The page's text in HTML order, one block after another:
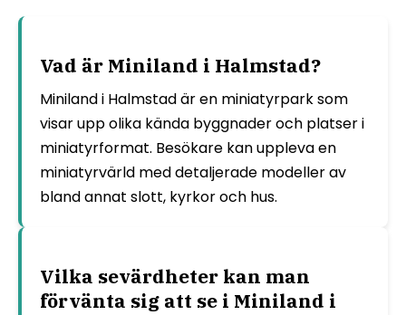
Vad är Miniland i Halmstad?
Miniland i Halmstad är en miniatyrpark som
visar upp olika kända byggnader och platser i
miniatyrformat. Besökare kan uppleva en
miniatyrvärld med detaljerade modeller av
bland annat slott, kyrkor och hus.
Vilka sevärdheter kan man
förvänta sig att se i Miniland i